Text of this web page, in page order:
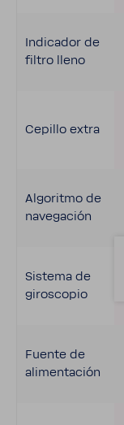
Indi­cador de
filtro lleno
Cepillo extra
Algo­ritmo de
nave­ga­ción
Sistema de
giros­copio
Fuente de
alimen­ta­ción